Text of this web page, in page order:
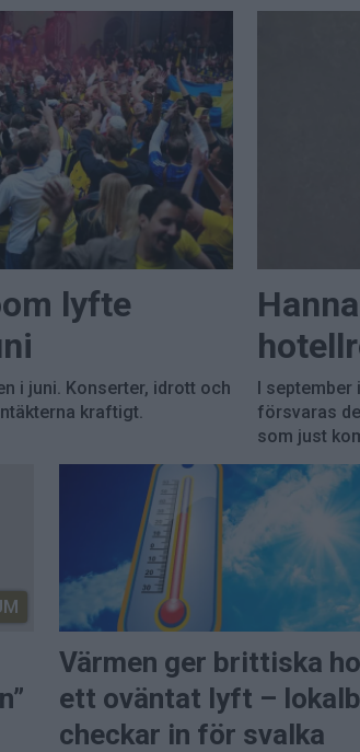
lyfte
i juni. Konserter, idrott och
kraftigt.
I september
försvaras
som just
Värmen ger brittiska
ett oväntat lyft –
checkar in för svalka